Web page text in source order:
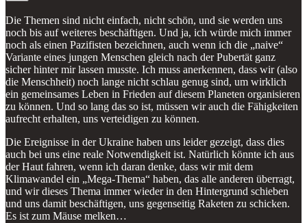
Die Themen sind nicht einfach, nicht schön, und sie werden uns
noch bis auf weiteres beschäftigen. Und ja, ich würde mich immer
noch als einen Pazifisten bezeichnen, auch wenn ich die „naive“
Variante eines jungen Menschen gleich nach der Pubertät ganz
sicher hinter mir lassen musste. Ich muss anerkennen, dass wir (also
die Menschheit) noch lange nicht schlau genug sind, um wirklich
ein gemeinsames Leben in Frieden auf diesem Planeten organisieren
zu können. Und so lang das so ist, müssen wir auch die Fähigkeiten
aufrecht erhalten, uns verteidigen zu können.
Die Ereignisse in der Ukraine haben uns leider gezeigt, dass dies
auch bei uns eine reale Notwendigkeit ist. Natürlich könnte ich aus
der Haut fahren, wenn ich daran denke, dass wir mit dem
Klimawandel ein „Mega-Thema“ haben, das alle anderen überragt,
und wir dieses Thema immer wieder in den Hintergrund schieben
und uns damit beschäftigen, uns gegenseitig Raketen zu schicken.
Es ist zum Mäuse melken…